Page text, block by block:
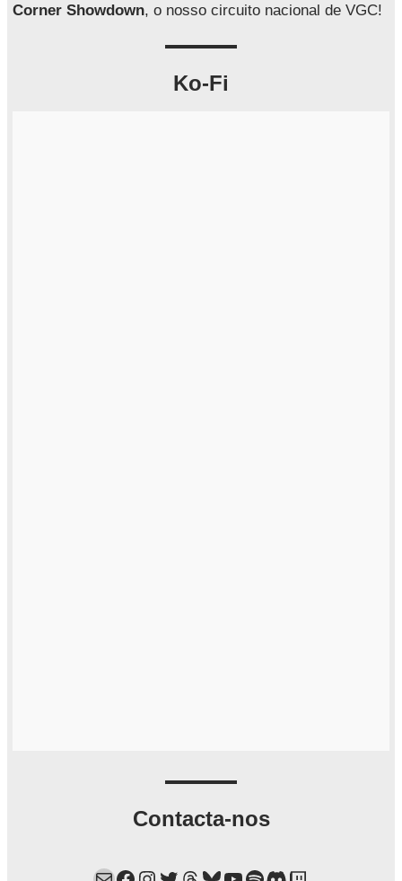
Corner Showdown, o nosso circuito nacional de VGC!
Ko-Fi
Contacta-nos